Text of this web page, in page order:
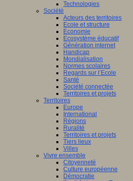
Technologies
Société
Acteurs des territoires
Ecole et structure
Economie
Ecosystème éducatif
Génération internet
Handicap
Mondialisation
Normes scolaires
Regards sur l’Ecole
Santé
Société connectée
Territoires et projets
Territoires
Europe
International
Régions
Ruralité
Territoires et projets
Tiers lieux
Villes
Vivre ensemble
Citoyenneté
Culture européenne
Démocratie